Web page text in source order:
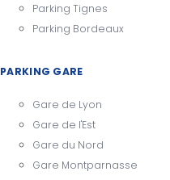
Parking Tignes
Parking Bordeaux
PARKING GARE
Gare de Lyon
Gare de l'Est
Gare du Nord
Gare Montparnasse